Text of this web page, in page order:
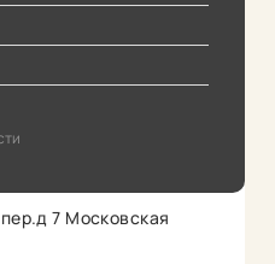
7 Московская